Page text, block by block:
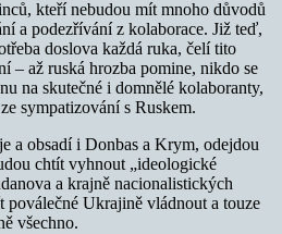
kteří nebudou mít mnoho důvodů
a podezřívání z kolaborace. Již teď,
doslova každá ruka, čelí tito
– až ruská hrozba pomine, nikdo se
na skutečné i domnělé kolaboranty,
sympatizování s Ruskem.
a obsadí i Donbas a Krym, odejdou
chtít vyhnout „ideologické
a krajně nacionalistických
poválečné Ukrajině vládnout a touze
všechno.